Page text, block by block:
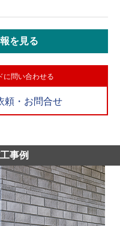
を見る
に問い合わせる
頼・お問合せ
事例